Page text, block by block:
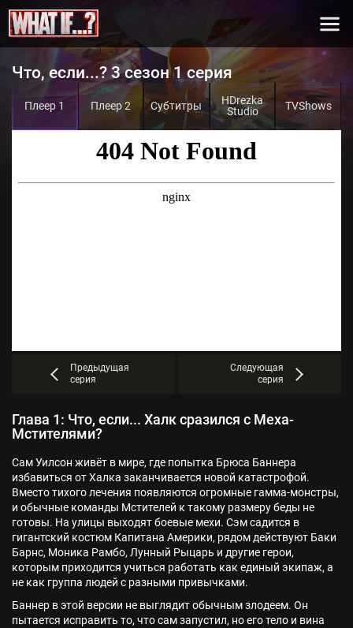
Что, если...? 3 сезон 1 серия
Плеер 1 Плеер 2 Субтитры
HDrezka
Studio
TVShows
Предыдущая
серия
Следующая
серия
Глава 1: Что, если... Халк сразился с Меха-
Мстителями?
Сам Уилсон живёт в мире, где попытка Брюса Баннера
избавиться от Халка заканчивается новой катастрофой.
Вместо тихого лечения появляются огромные гамма-монстры,
и обычные команды Мстителей к такому размеру беды не
готовы. На улицы выходят боевые мехи. Сэм садится в
гигантский костюм Капитана Америки, рядом действуют Баки
Барнс, Моника Рамбо, Лунный Рыцарь и другие герои,
которым приходится учиться работать как единый экипаж, а
не как группа людей с разными привычками.
Баннер в этой версии не выглядит обычным злодеем. Он
пытается исправить то, что сам запустил, но его тело и вина